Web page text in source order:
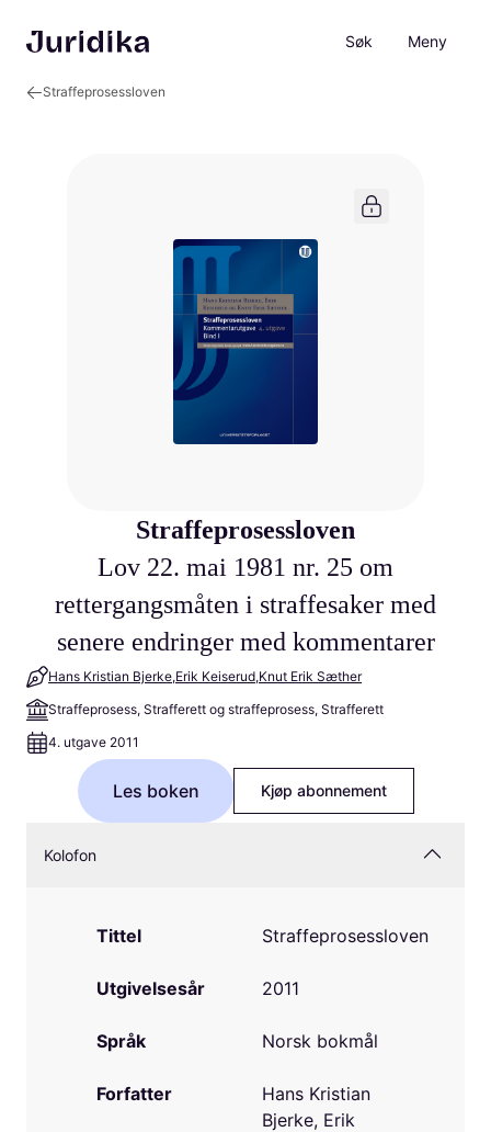
Søk Meny
Straffeprosessloven
Straffeprosessloven
Lov 22. mai 1981 nr. 25 om
rettergangsmåten i straffesaker med
senere endringer med kommentarer
Hans Kristian Bjerke Erik Keiserud Knut Erik Sæther
Straffeprosess, Strafferett og straffeprosess, Strafferett
4. utgave 2011
Les boken Kjøp abonnement
Kolofon
Tittel Straffeprosessloven
Utgivelsesår 2011
Språk Norsk bokmål
Forfatter
Hans Kristian
Bjerke, Erik